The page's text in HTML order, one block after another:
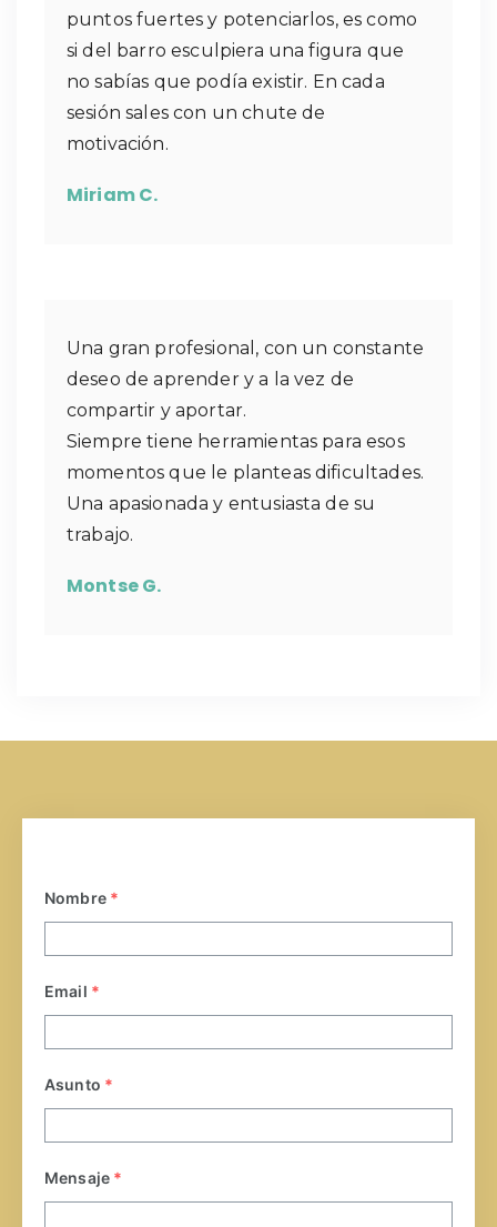
puntos fuertes y potenciarlos, es como
si del barro esculpiera una figura que
no sabías que podía existir. En cada
sesión sales con un chute de
motivación.
Miriam C.
Una gran profesional, con un constante
deseo de aprender y a la vez de
compartir y aportar.
Siempre tiene herramientas para esos
momentos que le planteas dificultades.
Una apasionada y entusiasta de su
trabajo.
Montse G.
Nombre *
Email *
Asunto *
Mensaje *